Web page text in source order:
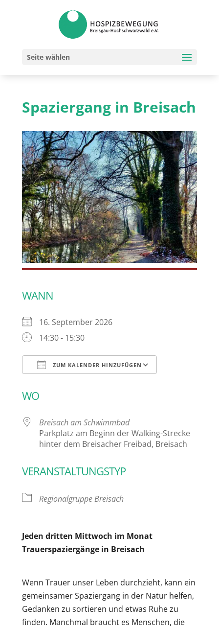
Seite wählen
Spaziergang in Breisach
WANN
16. September 2026
14:30 - 15:30
ZUM KALENDER HINZUFÜGEN
WO
Breisach am Schwimmbad
Parkplatz am Beginn der Walking-Strecke
hinter dem Breisacher Freibad, Breisach
VERANSTALTUNGSTYP
Regionalgruppe Breisach
Jeden dritten Mittwoch im Monat
Trauerspaziergänge in Breisach
Wenn Trauer unser Leben durchzieht, kann ein
gemeinsamer Spaziergang in der Natur helfen,
Gedanken zu sortieren und etwas Ruhe zu
finden. Manchmal braucht es Menschen, die